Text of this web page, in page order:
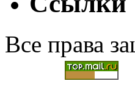
Все права